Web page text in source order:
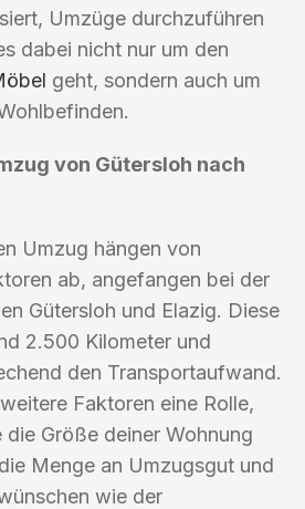
Umzüge durchzuführen
dabei nicht nur um den
geht, sondern auch um
von Gütersloh nach
Umzug hängen von
ab, angefangen bei der
Gütersloh und Elazig. Diese
2.500 Kilometer und
den Transportaufwand.
Faktoren eine Rolle,
Größe deiner Wohnung
Menge an Umzugsgut und
wie der